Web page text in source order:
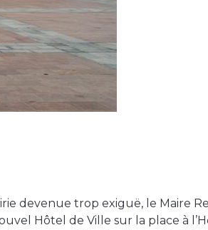
devenue trop exiguë, le Maire
Hôtel de Ville sur la place à